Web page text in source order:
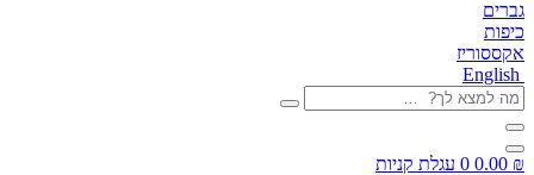
גברים
כיפות
אקססוריז
English
מה
למצא
לך?
…
0.00 ₪
0 עגלת קניות